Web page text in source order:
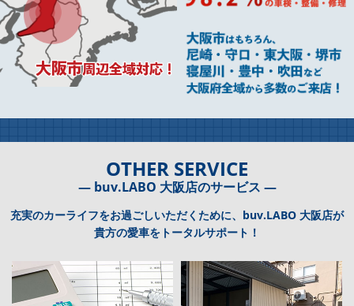
OTHER SERVICE
― buv.LABO 大阪店のサービス ―
充実のカーライフをお過ごしいただくために、buv.LABO 大阪店が
貴方の愛車をトータルサポート！